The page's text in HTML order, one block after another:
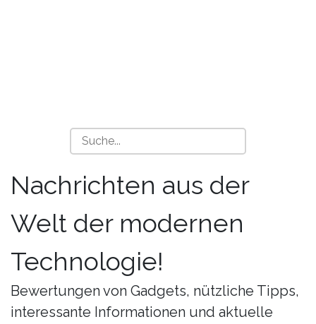
Nachrichten aus der
Welt der modernen
Technologie!
Bewertungen von Gadgets, nützliche Tipps,
interessante Informationen und aktuelle